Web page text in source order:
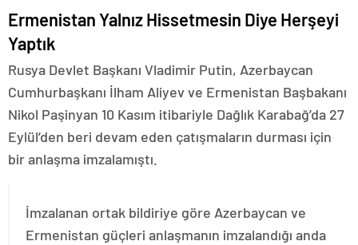
Ermenistan Yalnız Hissetmesin Diye Herşeyi
Yaptık
Rusya Devlet Başkanı Vladimir Putin, Azerbaycan
Cumhurbaşkanı İlham Aliyev ve Ermenistan Başbakanı
Nikol Paşinyan 10 Kasım itibariyle Dağlık Karabağ’da 27
Eylül’den beri devam eden çatışmaların durması için
bir anlaşma imzalamıştı.
İmzalanan ortak bildiriye göre Azerbaycan ve
Ermenistan güçleri anlaşmanın imzalandığı anda